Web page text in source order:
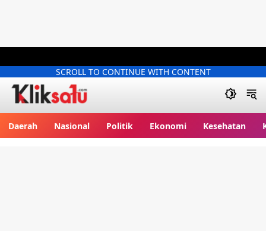
SCROLL TO CONTINUE WITH CONTENT
Daerah Nasional Politik Ekonomi Kesehatan